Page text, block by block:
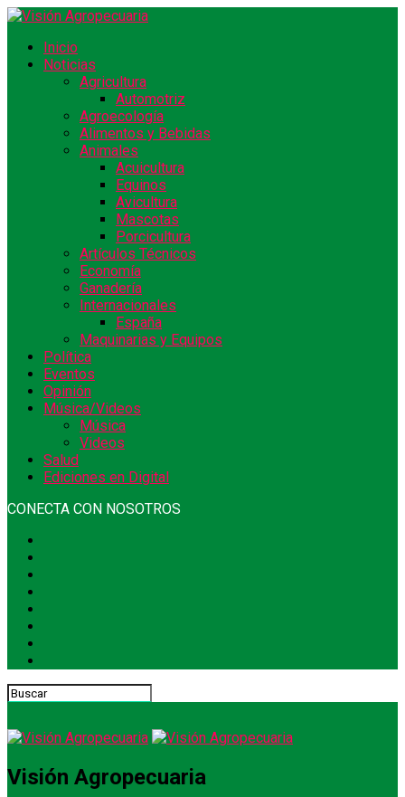
Inicio
Noticias
Agricultura
Automotriz
Agroecología
Alimentos y Bebidas
Animales
Acuicultura
Equinos
Avicultura
Mascotas
Porcicultura
Artículos Técnicos
Economía
Ganadería
Internacionales
España
Maquinarias y Equipos
Política
Eventos
Opinión
Música/Videos
Música
Videos
Salud
Ediciones en Digital
CONECTA CON NOSOTROS
Visión Agropecuaria